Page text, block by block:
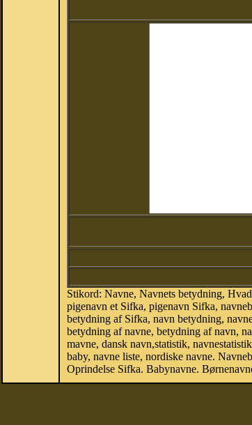
Stikord: Navne, Navnets betydning,
pigenavn et Sifka, pigenavn Sifka,
betydning af Sifka, navn betydning,
betydning af navne, betydning af navn,
mavne, dansk navn,statistik,
baby, navne liste, nordiske navne.
Oprindelse Sifka. Babynavne.